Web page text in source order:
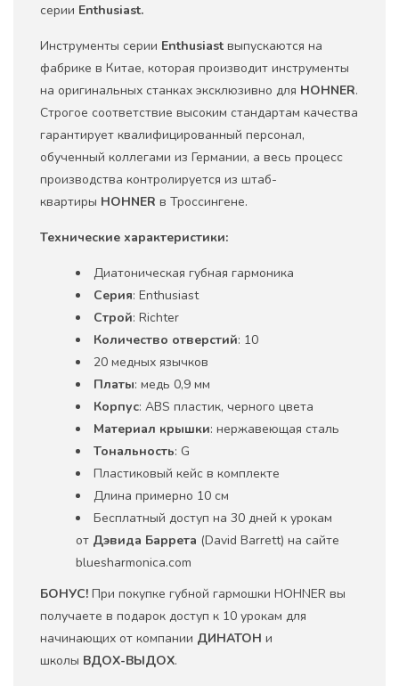
серии Enthusiast.
Инструменты серии Enthusiast выпускаются на
фабрике в Китае, которая производит инструменты
на оригинальных станках эксклюзивно для HOHNER.
Строгое соответствие высоким стандартам качества
гарантирует квалифицированный персонал,
обученный коллегами из Германии, а весь процесс
производства контролируется из штаб-
квартиры HOHNER в Троссингене.
Технические характеристики:
Диатоническая губная гармоника
Серия: Enthusiast
Строй: Richter
Количество отверстий: 10
20 медных язычков
Платы: медь 0,9 мм
Корпус: ABS пластик, черного цвета
Материал крышки: нержавеющая сталь
Тональность: G
Пластиковый кейс в комплекте
Длина примерно 10 см
Бесплатный доступ на 30 дней к урокам
от Дэвида Баррета (David Barrett) на сайте
bluesharmonica.com
БОНУС! При покупке губной гармошки HOHNER вы
получаете в подарок доступ к 10 урокам для
начинающих от компании ДИНАТОН и
школы ВДОХ-ВЫДОХ.